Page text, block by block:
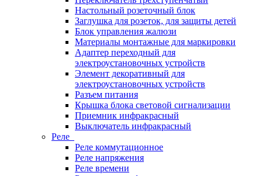
Настольный розеточный блок
Заглушка для розеток, для защиты детей
Блок управления жалюзи
Материалы монтажные для маркировки
Адаптер переходный для
электроустановочных устройств
Элемент декоративный для
электроустановочных устройств
Разъем питания
Крышка блока световой сигнализации
Приемник инфракрасный
Выключатель инфракрасный
Реле
Реле коммутационное
Реле напряжения
Реле времени